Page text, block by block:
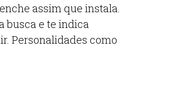
assim que instala.
busca e te indica
Personalidades como